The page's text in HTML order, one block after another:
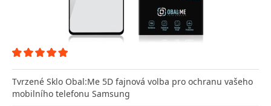
Tvrzené Sklo Obal:Me 5D fajnová volba pro ochranu vašeho
mobilního telefonu Samsung